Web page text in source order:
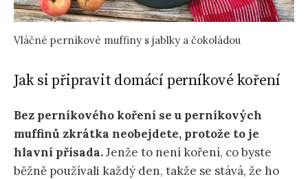
Vláčné perníkové muffiny s jablky a čokoládou
Jak si připravit domácí perníkové koření
Bez perníkového koření se u perníkových
muffinů zkrátka neobejdete, protože to je
hlavní přísada.Jenže to není koření, co byste
běžně používali každý den, takže se stává, že ho